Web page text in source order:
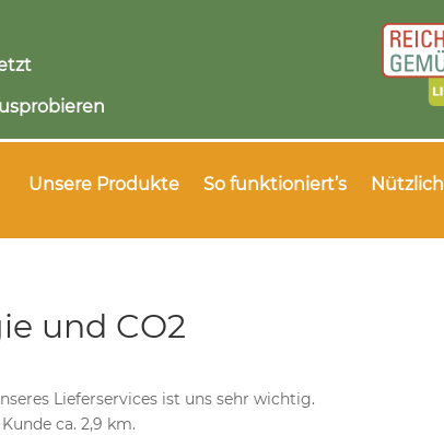
Unsere Produkte So funktioniert’s
und CO2
Lieferservices ist uns sehr wichtig.
ca. 2,9 km.